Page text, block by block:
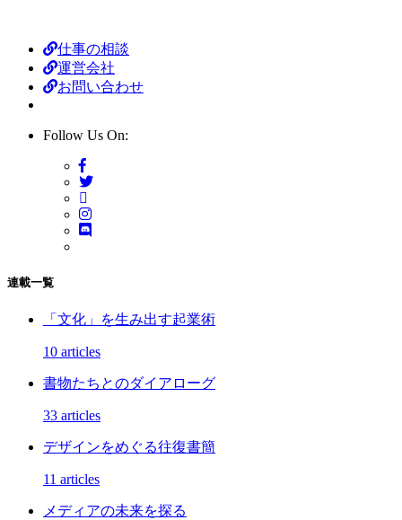
仕事の相談
運営会社
お問い合わせ
Follow Us On:
連載一覧
「文化」を生み出す起業術
10 articles
書物たちとのダイアローグ
33 articles
デザインをめぐる往復書簡
11 articles
メディアの未来を探る